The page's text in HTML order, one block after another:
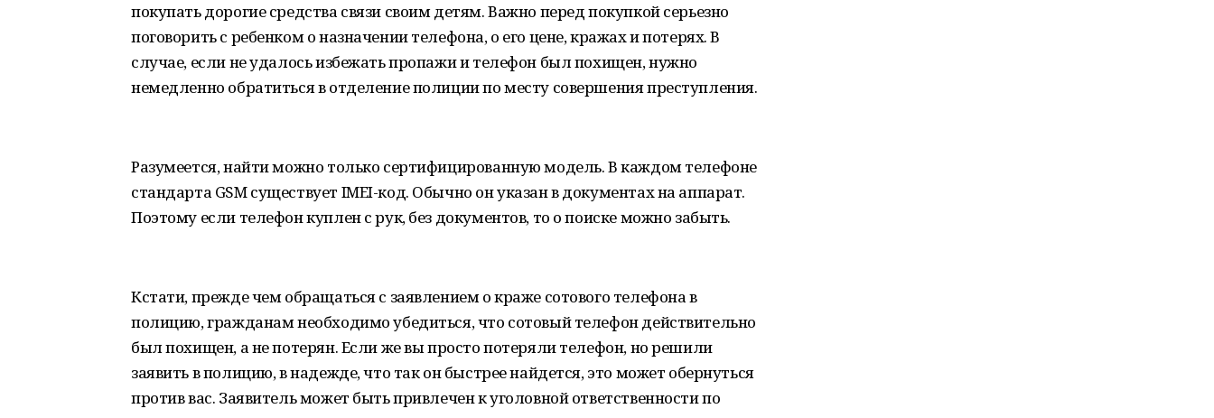
покупать дорогие средства связи своим детям. Важно перед покупкой серьезно
поговорить с ребенком о назначении телефона, о его цене, кражах и потерях. В
случае, если не удалось избежать пропажи и телефон был похищен, нужно
немедленно обратиться в отделение полиции по месту совершения преступления.
Разумеется, найти можно только сертифицированную модель. В каждом телефоне
стандарта GSM существует IMEI-код. Обычно он указан в документах на аппарат.
Поэтому если телефон куплен с рук, без документов, то о поиске можно забыть.
Кстати, прежде чем обращаться с заявлением о краже сотового телефона в
полицию, гражданам необходимо убедиться, что сотовый телефон действительно
был похищен, а не потерян. Если же вы просто потеряли телефон, но решили
заявить в полицию, в надежде, что так он быстрее найдется, это может обернуться
против вас. Заявитель может быть привлечен к уголовной ответственности по